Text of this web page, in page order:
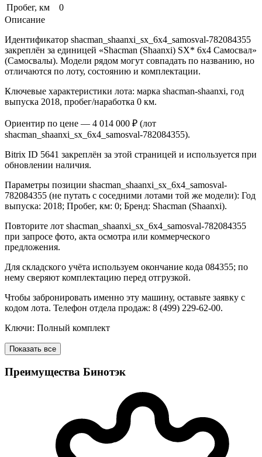
Пробег, км
0
Описание
Идентификатор shacman_shaanxi_sx_6x4_samosval-782084355
закреплён за единицей «Shacman (Shaanxi) SX* 6x4 Самосвал»
(Самосвалы). Модели рядом могут совпадать по названию, но
отличаются по лоту, состоянию и комплектации.
Ключевые характеристики лота: марка shacman-shaanxi, год
выпуска 2018, пробег/наработка 0 км.
Ориентир по цене — 4 014 000 ₽ (лот
shacman_shaanxi_sx_6x4_samosval-782084355).
Bitrix ID 5641 закреплён за этой страницей и используется при
обновлении наличия.
Параметры позиции shacman_shaanxi_sx_6x4_samosval-
782084355 (не путать с соседними лотами той же модели): Год
выпуска: 2018; Пробег, км: 0; Бренд: Shacman (Shaanxi).
Повторите лот shacman_shaanxi_sx_6x4_samosval-782084355
при запросе фото, акта осмотра или коммерческого
предложения.
Для складского учёта используем окончание кода 084355; по
нему сверяют комплектацию перед отгрузкой.
Чтобы забронировать именно эту машину, оставьте заявку с
кодом лота. Телефон отдела продаж: 8 (499) 229-62-00.
Ключи: Полный комплект
Показать все
Преимущества Бинотэк